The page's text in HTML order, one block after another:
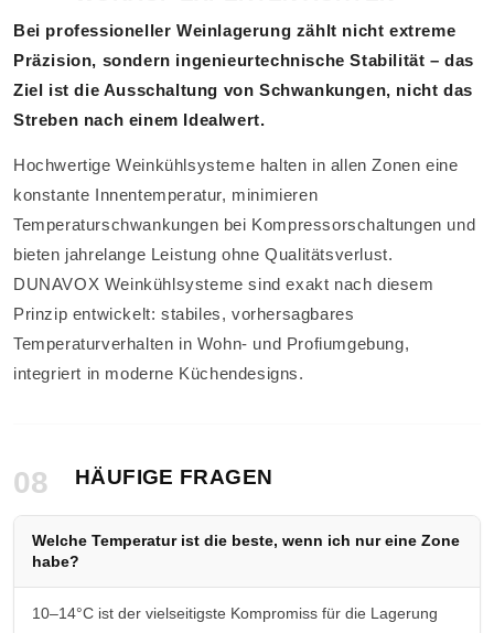
Bei professioneller Weinlagerung zählt nicht extreme
Präzision, sondern ingenieurtechnische Stabilität – das
Ziel ist die Ausschaltung von Schwankungen, nicht das
Streben nach einem Idealwert.
Hochwertige Weinkühlsysteme halten in allen Zonen eine
konstante Innentemperatur, minimieren
Temperaturschwankungen bei Kompressorschaltungen und
bieten jahrelange Leistung ohne Qualitätsverlust.
DUNAVOX Weinkühlsysteme sind exakt nach diesem
Prinzip entwickelt: stabiles, vorhersagbares
Temperaturverhalten in Wohn- und Profiumgebung,
integriert in moderne Küchendesigns.
08 HÄUFIGE FRAGEN
Welche Temperatur ist die beste, wenn ich nur eine Zone
habe?
10–14°C ist der vielseitigste Kompromiss für die Lagerung